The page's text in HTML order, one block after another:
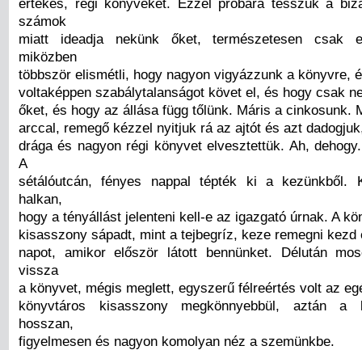
számok
miatt ideadja nekünk őket, természetesen csak
miközben
többször elismétli, hogy nagyon vigyázzunk a könyvre,
voltaképpen szabálytalanságot követ el, és hogy csak
őket, és hogy az állása függ tőlünk. Máris a cinkosunk.
arccal, remegő kézzel nyitjuk rá az ajtót és azt
drága és nagyon régi könyvet elvesztettük. Ah,
A
sétálóutcán, fényes nappal tépték ki a kezünkből.
halkan,
hogy a tényállást jelenteni kell-e az igazgató úrnak. A
kisasszony sápadt, mint a tejbegríz, keze remegni kezd
napot, amikor először látott bennünket. Délután
vissza
a könyvet, mégis meglett, egyszerű félreértés volt az
könyvtáros kisasszony megkönnyebbül, aztán a
hosszan,
figyelmesen és nagyon komolyan néz a szemünkbe.